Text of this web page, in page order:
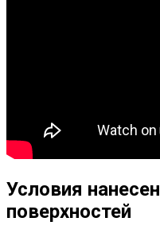
Условия
поверхностей